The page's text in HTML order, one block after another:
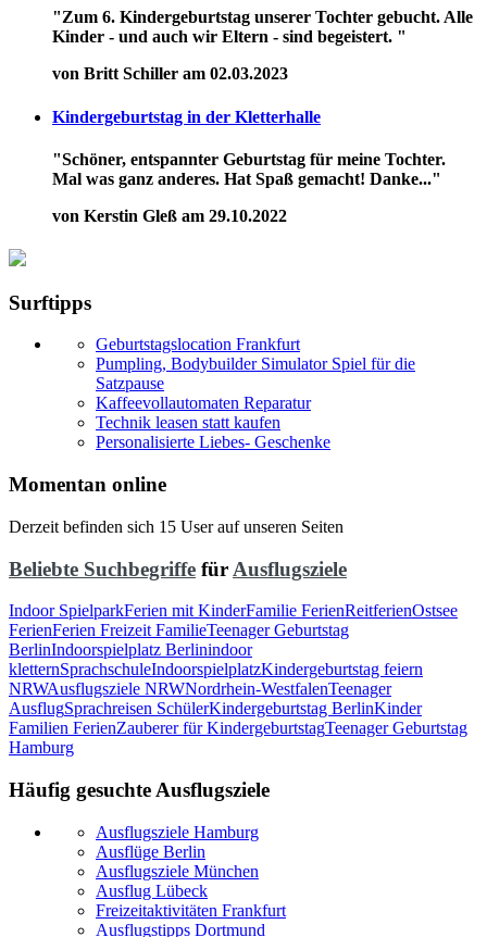
"Zum 6. Kindergeburtstag unserer Tochter gebucht. Alle
Kinder - und auch wir Eltern - sind begeistert. "
von Britt Schiller am 02.03.2023
Kindergeburtstag in der Kletterhalle
"Schöner, entspannter Geburtstag für meine Tochter.
Mal was ganz anderes. Hat Spaß gemacht! Danke..."
von Kerstin Gleß am 29.10.2022
Surftipps
Geburtstagslocation Frankfurt
Pumpling, Bodybuilder Simulator Spiel für die
Satzpause
Kaffeevollautomaten Reparatur
Technik leasen statt kaufen
Personalisierte Liebes- Geschenke
Momentan online
Derzeit befinden sich 15 User auf unseren Seiten
Beliebte Suchbegriffe für Ausflugsziele
Indoor SpielparkFerien mit KinderFamilie FerienReitferienOstsee
FerienFerien Freizeit FamilieTeenager Geburtstag
BerlinIndoorspielplatz Berlinindoor
kletternSprachschuleIndoorspielplatzKindergeburtstag feiern
NRWAusflugsziele NRWNordrhein-WestfalenTeenager
AusflugSprachreisen SchülerKindergeburtstag BerlinKinder
Familien FerienZauberer für KindergeburtstagTeenager Geburtstag
Hamburg
Häufig gesuchte Ausflugsziele
Ausflugsziele Hamburg
Ausflüge Berlin
Ausflugsziele München
Ausflug Lübeck
Freizeitaktivitäten Frankfurt
Ausflugstipps Dortmund